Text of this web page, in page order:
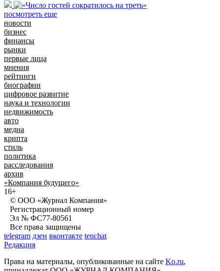
посмотреть еще
новости
бизнес
финансы
рынки
первые лица
мнения
рейтинги
биографии
цифровое развитие
наука и технологии
недвижимость
авто
медиа
крипта
стиль
политика
расследования
архив
«Компания будущего»
16+
© ООО «Журнал Компания»
Регистрационный номер
Эл № ФС77-80561
Все права защищены
telegram дзен вконтакте tenchat
Редакция
Права на материалы, опубликованные на сайте Ko.ru,